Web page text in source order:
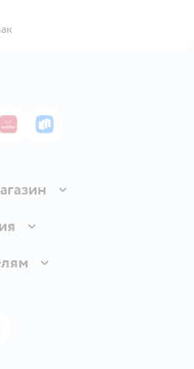
Play
AppGallery
RuStore
файлов cookie